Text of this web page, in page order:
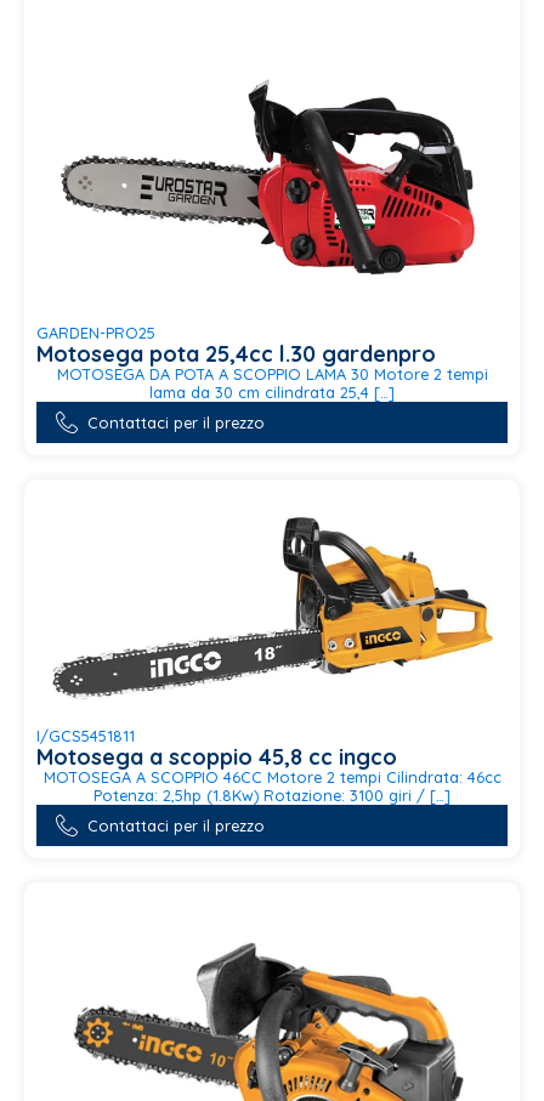
GARDEN-PRO25
Motosega pota 25,4cc l.30 gardenpro
MOTOSEGA DA POTA A SCOPPIO LAMA 30 Motore 2 tempi
lama da 30 cm cilindrata 25,4 […]
Contattaci per il prezzo
I/GCS5451811
Motosega a scoppio 45,8 cc ingco
MOTOSEGA A SCOPPIO 46CC Motore 2 tempi Cilindrata: 46cc
Potenza: 2,5hp (1.8Kw) Rotazione: 3100 giri / […]
Contattaci per il prezzo